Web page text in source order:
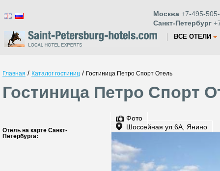
Москва +7-495-
Санкт-Петербург
ВСЕ ОТЕЛИ
Главная / Каталог гостиниц / Гостиница Петро Спорт Отель
Гостиница Петро Спорт
Отель на карте Санкт-
Петербурга:
Фото
Шоссейная ул.6А, Янино